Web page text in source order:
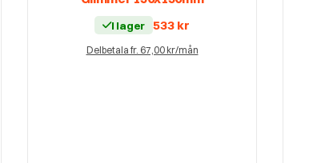
I lager 533 kr
Delbetala fr. 67,00 kr/mån